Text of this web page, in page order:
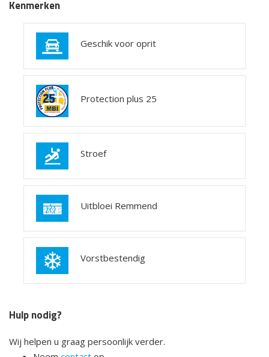
Kenmerken
Geschik voor oprit
Protection plus 25
Stroef
Uitbloei Remmend
Vorstbestendig
Hulp nodig?
Wij helpen u graag persoonlijk verder.